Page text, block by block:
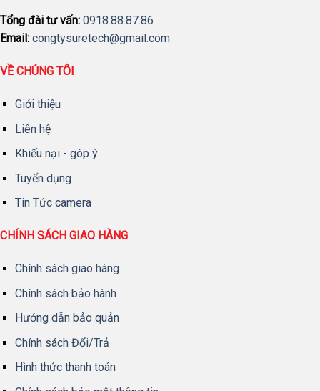
Tổng đài tư vấn: 0918.88.87.86
Email: congtysuretech@gmail.com
VỀ CHÚNG TÔI
Giới thiệu
Liên hệ
Khiếu nại - góp ý
Tuyển dụng
Tin Tức camera
CHÍNH SÁCH GIAO HÀNG
Chính sách giao hàng
Chính sách bảo hành
Hướng dẫn bảo quản
Chính sách Đổi/Trả
Hình thức thanh toán